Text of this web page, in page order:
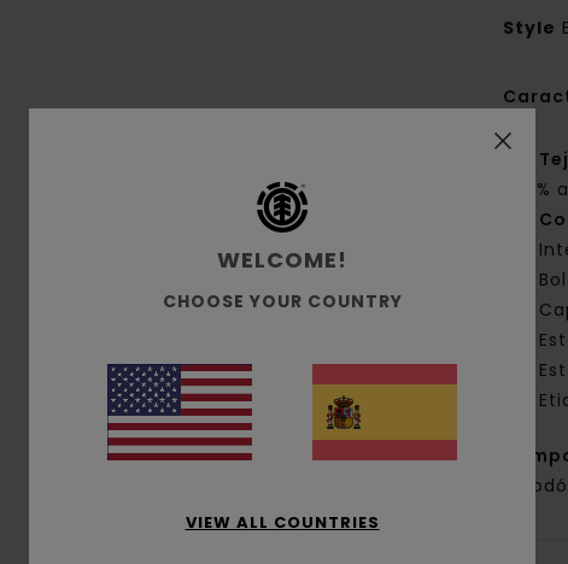
Style
WELCOME!
CHOOSE YOUR COUNTRY
VIEW ALL COUNTRIES